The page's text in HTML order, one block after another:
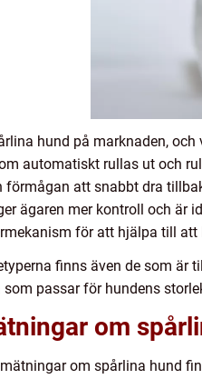
hund på marknaden,
automatiskt rullas ut och
förmågan att snabbt dra
ägaren mer kontroll och är
för att hjälpa till
finns även de som är
passar för hundens
om
om spårlina hund